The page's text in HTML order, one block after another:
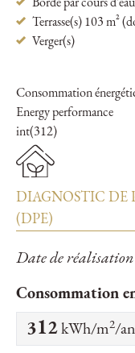
Bordé par cours d'eau
Terrasse(s) 103 m²
Verger(s)
Consommation
Energy performance
int(312)
DIAGNOSTIC DE
(DPE)
Date de
Consommation
312 kWh/m2/an